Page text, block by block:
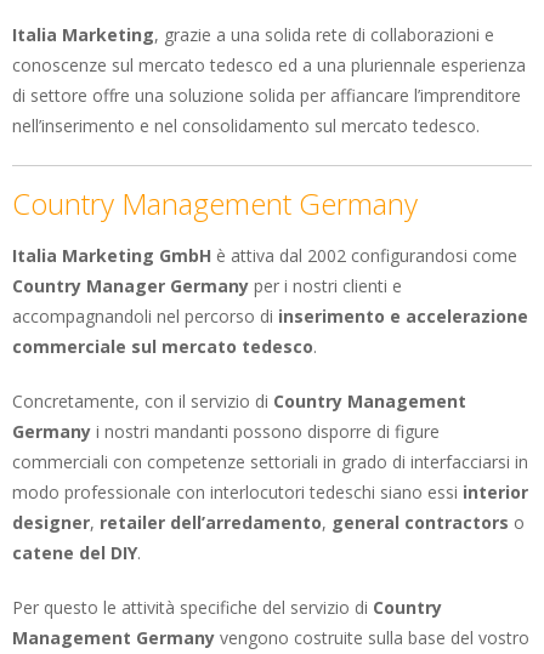
Italia Marketing, grazie a una solida rete di collaborazioni e
conoscenze sul mercato tedesco ed a una pluriennale esperienza
di settore offre una soluzione solida per affiancare l’imprenditore
nell’inserimento e nel consolidamento sul mercato tedesco.
Country Management Germany
Italia Marketing GmbH è attiva dal 2002 configurandosi come
Country Manager Germany per i nostri clienti e
accompagnandoli nel percorso di inserimento e accelerazione
commerciale sul mercato tedesco.
Concretamente, con il servizio di Country Management
Germany i nostri mandanti possono disporre di figure
commerciali con competenze settoriali in grado di interfacciarsi in
modo professionale con interlocutori tedeschi siano essi interior
designer, retailer dell’arredamento, general contractors o
catene del DIY.
Per questo le attività specifiche del servizio di Country
Management Germany vengono costruite sulla base del vostro